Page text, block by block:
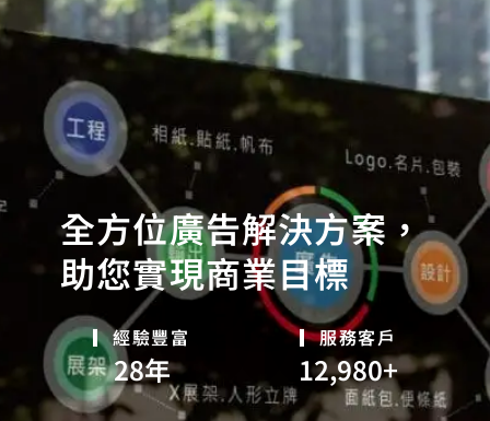
全方位廣告解決方案，
助您實現商業目標
▎經驗豐富
28年
▎服務客戶
12,980+